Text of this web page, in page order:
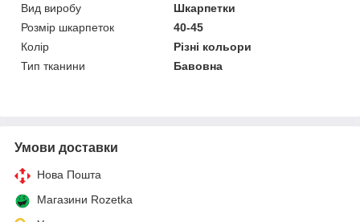
Вид виробу
Шкарпетки
Розмір шкарпеток
40-45
Колір
Різні кольори
Тип тканини
Бавовна
Умови доставки
Нова Пошта
Магазини Rozetka